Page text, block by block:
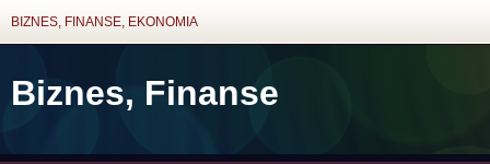
BIZNES, FINANSE, EKONOMIA
Biznes, Finanse